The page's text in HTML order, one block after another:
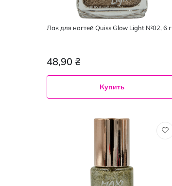
Лак для ногтей Quiss Glow Light №02, 6 г
48,90 ₴
Купить